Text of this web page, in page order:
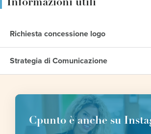
Informazioni utili
Richiesta concessione logo
Strategia di Comunicazione
Cpunto è anche su